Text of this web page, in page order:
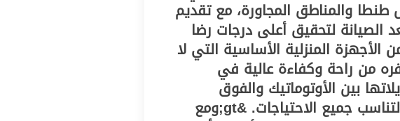
والمناطق المجاورة، مع تقديم
لتحقيق أعلى درجات رضا
المنزلية الأساسية التي لا
من راحة وكفاءة عالية في
بين الأوتوماتيك والفوق
أوتوماتيك والنصف أوتوماتيك لتناسب جميع الاحتياجات. &gt;ومع